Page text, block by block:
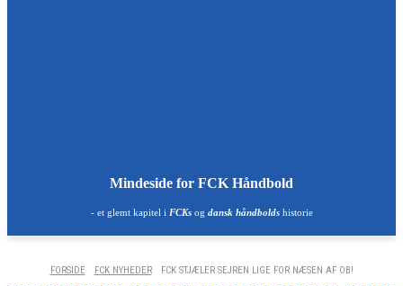
Mindeside for FCK Håndbold
- et glemt kapitel i FCKsog dansk håndboldshistorie
FORSIDE FCK NYHEDER FCK STJÆLER SEJREN LIGE FOR NÆSEN AF OB!